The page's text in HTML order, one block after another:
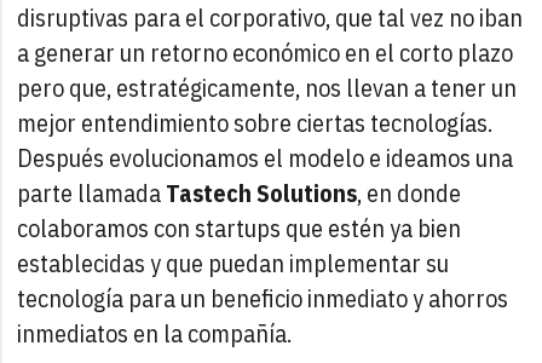
disruptivas para el corporativo, que tal vez no iban
a generar un retorno económico en el corto plazo
pero que, estratégicamente, nos llevan a tener un
mejor entendimiento sobre ciertas tecnologías.
Después evolucionamos el modelo e ideamos una
parte llamadaTastech Solutions, en donde
colaboramos con startups que estén ya bien
establecidas y que puedan implementar su
tecnología para un beneficio inmediato y ahorros
inmediatos en la compañía.